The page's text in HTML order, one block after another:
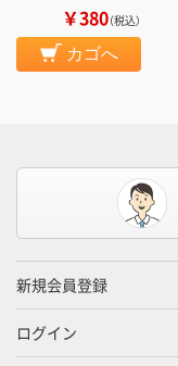
￥380（税込）
カゴへ
新規会員登録
ログイン